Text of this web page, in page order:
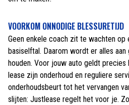
VOORKOM ONNODIGE BLESSURETIJD
Geen enkele coach zit te wachten op
basiselftal. Daarom wordt er alles
houden. Voor jouw auto geldt
lease zijn onderhoud en reguliere
onderhoudsbeurt tot het vervangen
slijten: Justlease regelt het voor je.